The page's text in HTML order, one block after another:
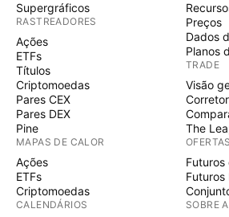
Supergráficos
RASTREADORES
Ações
ETFs
Títulos
Criptomoedas
Pares CEX
Pares DEX
Pine
MAPAS DE CALOR
Ações
ETFs
Criptomoedas
CALENDÁRIOS
Preços
Dados
Planos
TRADE
Visão
The
Futuros
Futuros
SOBRE